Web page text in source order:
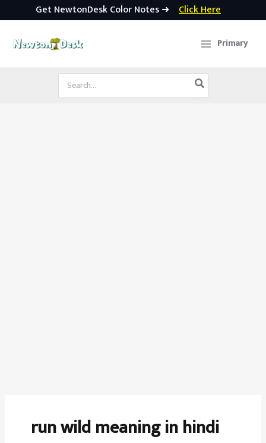
Get NewtonDesk Color Notes ➜ Click Here
Primary
Search
for:
run wild meaning in hindi